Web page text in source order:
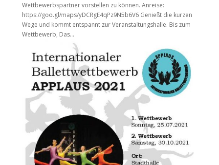
Wettbewerbspartner vorstellen zu können. Anreise:
https://goo.gl/maps/yDCRgE4qPz9N5b6V6 Genießt die kurzen
Wege und kommt entspannt zur Veranstaltungshalle. Bis zum
Wettbewerb, Das...